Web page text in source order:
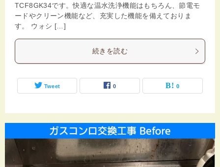
TCF8GK34です。快適な温水洗浄機能はもちろん、節電モ
ードやクリーン機能など、充実した機能を備えておりま
す。 ウォシ […]
続きを読む
Tweet 0 0